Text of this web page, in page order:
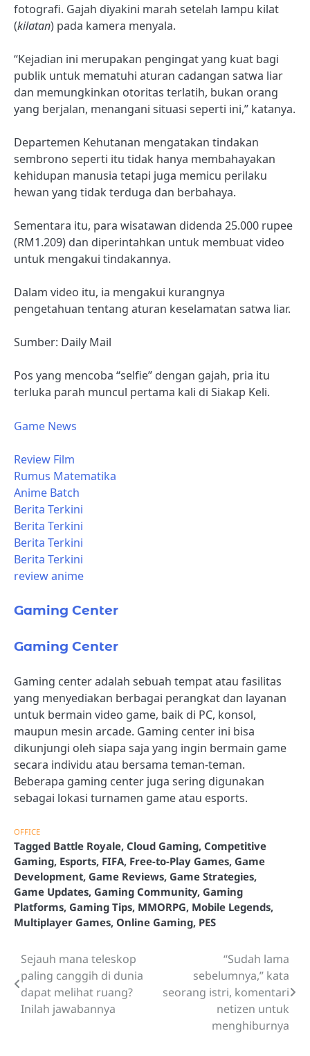
fotografi. Gajah diyakini marah setelah lampu kilat
(kilatan) pada kamera menyala.
“Kejadian ini merupakan pengingat yang kuat bagi
publik untuk mematuhi aturan cadangan satwa liar
dan memungkinkan otoritas terlatih, bukan orang
yang berjalan, menangani situasi seperti ini,” katanya.
Departemen Kehutanan mengatakan tindakan
sembrono seperti itu tidak hanya membahayakan
kehidupan manusia tetapi juga memicu perilaku
hewan yang tidak terduga dan berbahaya.
Sementara itu, para wisatawan didenda 25.000 rupee
(RM1.209) dan diperintahkan untuk membuat video
untuk mengakui tindakannya.
Dalam video itu, ia mengakui kurangnya
pengetahuan tentang aturan keselamatan satwa liar.
Sumber: Daily Mail
Pos yang mencoba “selfie” dengan gajah, pria itu
terluka parah muncul pertama kali di Siakap Keli.
Game News
Review Film
Rumus Matematika
Anime Batch
Berita Terkini
Berita Terkini
Berita Terkini
Berita Terkini
review anime
Gaming Center
Gaming Center
Gaming center adalah sebuah tempat atau fasilitas
yang menyediakan berbagai perangkat dan layanan
untuk bermain video game, baik di PC, konsol,
maupun mesin arcade. Gaming center ini bisa
dikunjungi oleh siapa saja yang ingin bermain game
secara individu atau bersama teman-teman.
Beberapa gaming center juga sering digunakan
sebagai lokasi turnamen game atau esports.
OFFICE
Tagged Battle Royale, Cloud Gaming, Competitive
Gaming, Esports, FIFA, Free-to-Play Games, Game
Development, Game Reviews, Game Strategies,
Game Updates, Gaming Community, Gaming
Platforms, Gaming Tips, MMORPG, Mobile Legends,
Multiplayer Games, Online Gaming, PES
Post
navigation
Sejauh mana teleskop
paling canggih di dunia
dapat melihat ruang?
Inilah jawabannya
“Sudah lama
sebelumnya,” kata
seorang istri, komentari
netizen untuk
menghiburnya